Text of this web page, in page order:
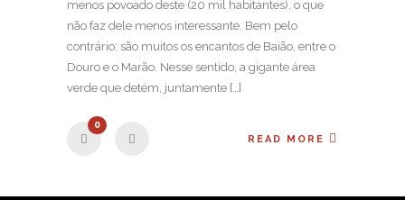
menos povoado deste (20 mil habitantes), o que
não faz dele menos interessante. Bem pelo
contrário: são muitos os encantos de Baião, entre o
Douro e o Marão. Nesse sentido, a gigante área
verde que detém, juntamente […]
0
READ MORE